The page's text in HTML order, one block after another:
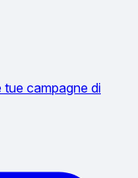
tue campagne di